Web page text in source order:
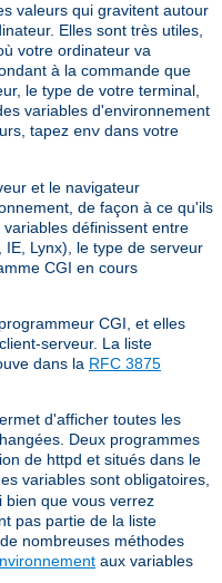
valeurs qui gravitent autour
Elles sont très utiles,
votre ordinateur va
à la commande que
le type de votre terminal,
variables d'environnement
tapez env dans votre
et le navigateur
de façon à ce qu'ils
définissent entre
Lynx), le type de serveur
CGI en cours
CGI, et elles
serveur. La liste
dans la RFC 3875
d'afficher toutes les
Deux programmes
de httpd et situés dans le
variables sont obligatoires,
bien que vous verrez
pas partie de la liste
nombreuses méthodes
aux variables